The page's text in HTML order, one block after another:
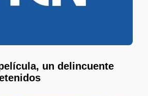
un delincuente